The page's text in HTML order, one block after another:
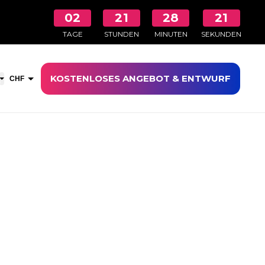
02
TAGE
21
STUNDEN
28
MINUTEN
20
SEKUNDEN
öffnen
CHF KOSTENLOSES ANGEBOT & ENTWURF